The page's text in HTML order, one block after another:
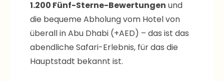
die bequeme Abholung vom Hotel von
überall in Abu Dhabi (+AED) – das ist das
abendliche Safari-Erlebnis, für das die
Hauptstadt bekannt ist.